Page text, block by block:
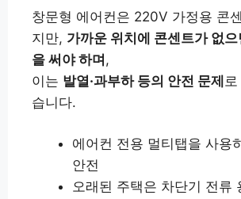
창문형 에어컨은 220V 가정용 콘
지만, 가까운 위치에 콘센트가 없으
을 써야 하며 ,
이는 발열·과부하 등의 안전 문제
습니다.
에어컨 전용 멀티탭을 사용
안전
오래된 주택은 차단기 전류